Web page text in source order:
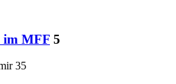
im MFF 5
35